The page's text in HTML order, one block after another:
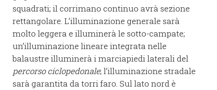
squadrati; il corrimano continuo avrà sezione
rettangolare. L’illuminazione generale sarà
molto leggera e illuminerà le sotto-campate;
un’illuminazione lineare integrata nelle
balaustre illuminerà i marciapiedi laterali del
percorso ciclopedonale; l’illuminazione stradale
sarà garantita da torri faro. Sul lato nord è